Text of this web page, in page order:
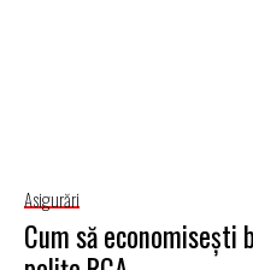
Asigurări
Cum să economisești